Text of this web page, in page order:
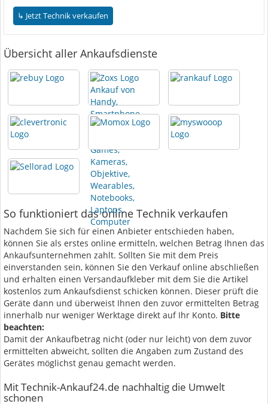
Übersicht aller Ankaufsdienste
So funktioniert das online Technik verkaufen
Nachdem Sie sich für einen Anbieter entschieden haben,
können Sie als erstes online ermitteln, welchen Betrag Ihnen das
Ankaufsunternehmen zahlt. Sollten Sie mit dem Preis
einverstanden sein, können Sie den Verkauf online abschließen
und erhalten einen Versandaufkleber mit dem Sie die Artikel
kostenlos zum Ankaufsdienst schicken können. Dieser prüft die
Geräte dann und überweist Ihnen den zuvor ermittelten Betrag
innerhalb nur weniger Werktage direkt auf Ihr Konto. Bitte
beachten:
Damit der Ankaufbetrag nicht (oder nur leicht) von dem zuvor
ermittelten abweicht, sollten die Angaben zum Zustand des
Gerätes möglichst genau gemacht werden.
Mit Technik-Ankauf24.de nachhaltig die Umwelt
schonen